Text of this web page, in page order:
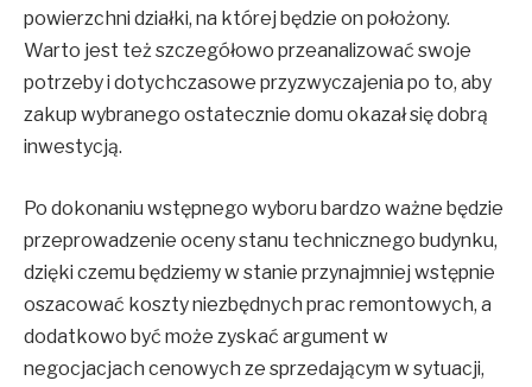
powierzchni działki, na której będzie on położony.
Warto jest też szczegółowo przeanalizować swoje
potrzeby i dotychczasowe przyzwyczajenia po to, aby
zakup wybranego ostatecznie domu okazał się dobrą
inwestycją.
Po dokonaniu wstępnego wyboru bardzo ważne będzie
przeprowadzenie oceny stanu technicznego budynku,
dzięki czemu będziemy w stanie przynajmniej wstępnie
oszacować koszty niezbędnych prac remontowych, a
dodatkowo być może zyskać argument w
negocjacjach cenowych ze sprzedającym w sytuacji,